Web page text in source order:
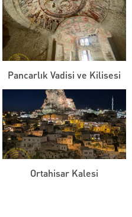
Pancarlık Vadisi ve Kilisesi
Ortahisar Kalesi